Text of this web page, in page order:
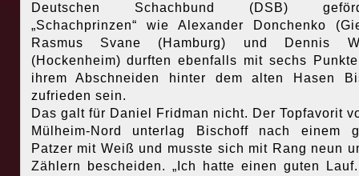
Deutschen Schachbund (DSB)
„Schachprinzen“ wie Alexander Donchenko
Rasmus Svane (Hamburg) und Dennis
(Hockenheim) durften ebenfalls mit sechs
ihrem Abschneiden hinter dem alten Hasen
zufrieden sein.
Das galt für Daniel Fridman nicht. Der Topfavorit
Mülheim-Nord unterlag Bischoff nach einem
Patzer mit Weiß und musste sich mit Rang neun
Zählern bescheiden. „Ich hatte einen guten